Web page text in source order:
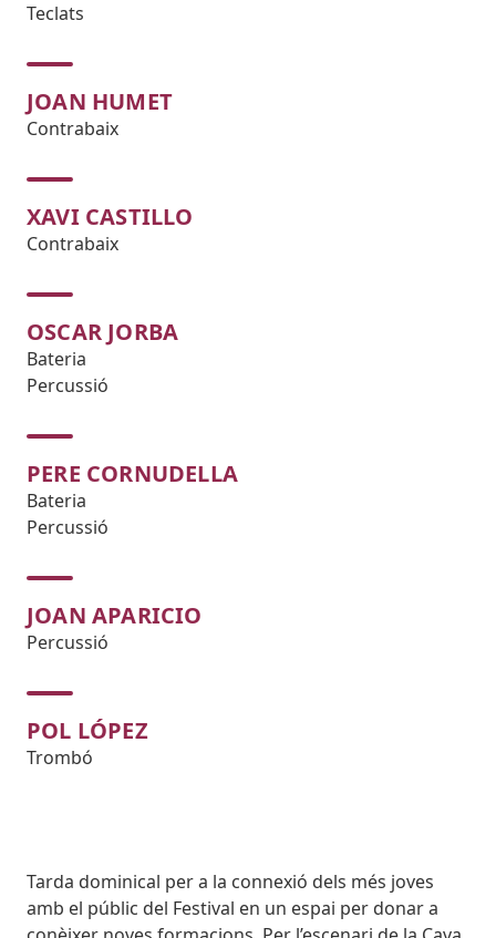
Teclats
JOAN HUMET
Contrabaix
XAVI CASTILLO
Contrabaix
OSCAR JORBA
Bateria
Percussió
PERE CORNUDELLA
Bateria
Percussió
JOAN APARICIO
Percussió
POL LÓPEZ
Trombó
Body
Tarda dominical per a la connexió dels més joves
amb el públic del Festival en un espai per donar a